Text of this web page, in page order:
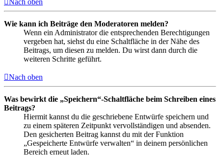
Nach oben
Wie kann ich Beiträge den Moderatoren melden?
Wenn ein Administrator die entsprechenden Berechtigungen
vergeben hat, siehst du eine Schaltfläche in der Nähe des
Beitrags, um diesen zu melden. Du wirst dann durch die
weiteren Schritte geführt.
Nach oben
Was bewirkt die „Speichern“-Schaltfläche beim Schreiben eines
Beitrags?
Hiermit kannst du die geschriebene Entwürfe speichern und
zu einem späteren Zeitpunkt vervollständigen und absenden.
Den gesicherten Beitrag kannst du mit der Funktion
„Gespeicherte Entwürfe verwalten“ in deinem persönlichen
Bereich erneut laden.